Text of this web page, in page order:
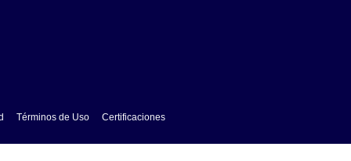
Términos de Uso Certificaciones